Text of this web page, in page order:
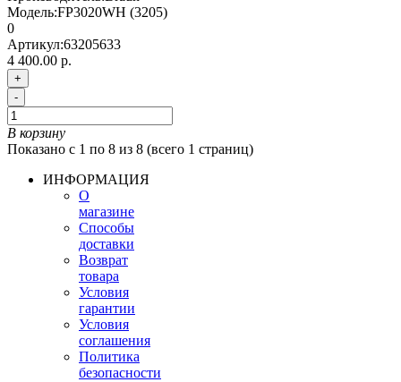
Модель:FP3020WH (3205)
0
Артикул:63205633
4 400.00 р.
+
-
В корзину
Показано с 1 по 8 из 8 (всего 1 страниц)
ИНФОРМАЦИЯ
О
магазине
Способы
доставки
Возврат
товара
Условия
гарантии
Условия
соглашения
Политика
безопасности